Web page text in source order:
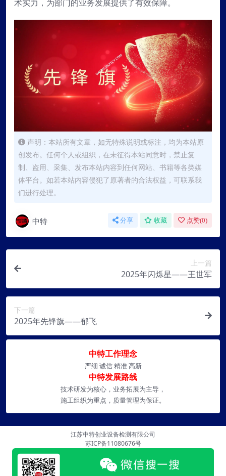
术实力，为部门的业务发展提供了有效保障。
声明：本站所有文章，如无特殊说明或标注，均为本站原
创发布。任何个人或组织，在未征得本站同意时，禁止复
制、盗用、采集、发布本站内容到任何网站、书籍等各类媒
体平台。如若本站内容侵犯了原著者的合法权益，可联系我
们进行处理。
中特 分享 收藏 点赞(0)
上一篇
2025年闪烁星——王世军
下一篇
2025年先锋旗——郁飞
中特工作理念
严细 诚信 精准 高新
中特发展路线
技术研发为核心，业务拓展为主导，
施工组织为重点，质量管理为保证。
江苏中特创业设备检测有限公司
苏ICP备11080676号